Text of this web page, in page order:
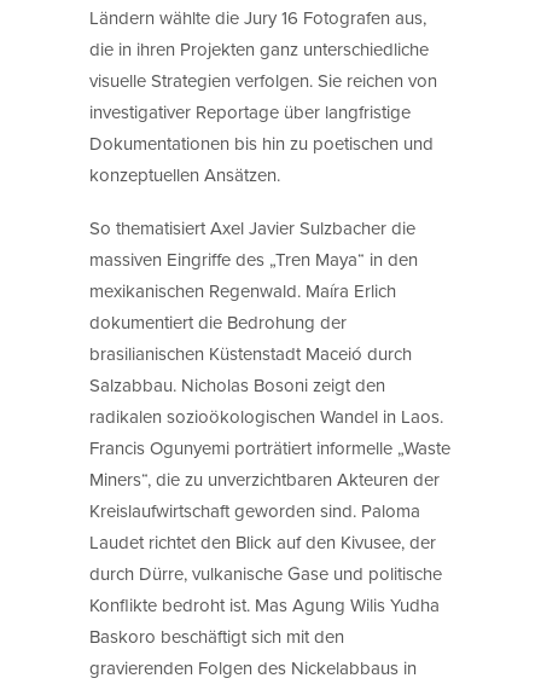
Ländern wählte die Jury 16 Fotografen aus,
die in ihren Projekten ganz unterschiedliche
visuelle Strategien verfolgen. Sie reichen von
investigativer Reportage über langfristige
Dokumentationen bis hin zu poetischen und
konzeptuellen Ansätzen.
So thematisiert Axel Javier Sulzbacher die
massiven Eingriffe des „Tren Maya“ in den
mexikanischen Regenwald. Maíra Erlich
dokumentiert die Bedrohung der
brasilianischen Küstenstadt Maceió durch
Salzabbau. Nicholas Bosoni zeigt den
radikalen sozioökologischen Wandel in Laos.
Francis Ogunyemi porträtiert informelle „Waste
Miners“, die zu unverzichtbaren Akteuren der
Kreislaufwirtschaft geworden sind. Paloma
Laudet richtet den Blick auf den Kivusee, der
durch Dürre, vulkanische Gase und politische
Konflikte bedroht ist. Mas Agung Wilis Yudha
Baskoro beschäftigt sich mit den
gravierenden Folgen des Nickelabbaus in